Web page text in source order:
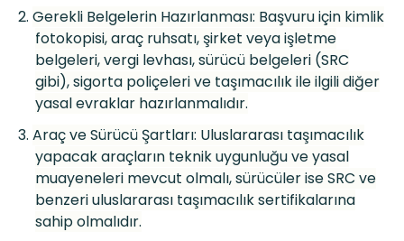
2. Gerekli Belgelerin Hazırlanması: Başvuru için kimlik
fotokopisi, araç ruhsatı, şirket veya işletme
belgeleri, vergi levhası, sürücü belgeleri (SRC
gibi), sigorta poliçeleri ve taşımacılık ile ilgili diğer
yasal evraklar hazırlanmalıdır.
3. Araç ve Sürücü Şartları: Uluslararası taşımacılık
yapacak araçların teknik uygunluğu ve yasal
muayeneleri mevcut olmalı, sürücüler ise SRC ve
benzeri uluslararası taşımacılık sertifikalarına
sahip olmalıdır.